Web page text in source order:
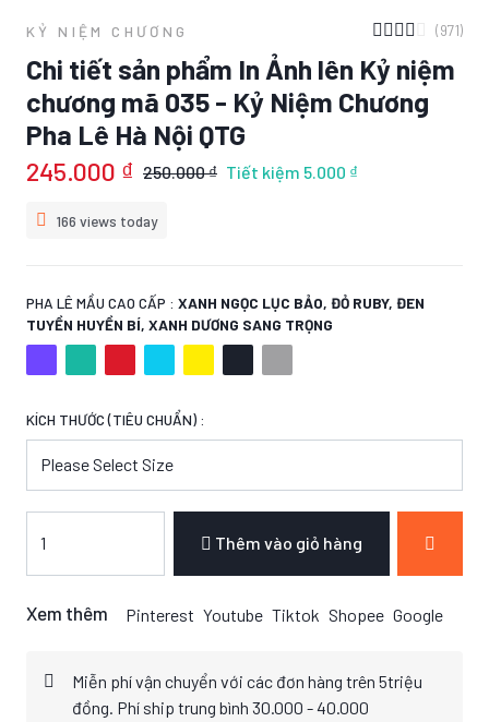
KỶ NIỆM CHƯƠNG (971)
Chi tiết sản phẩm In Ảnh lên Kỷ niệm
chương mã 035 - Kỷ Niệm Chương
Pha Lê Hà Nội QTG
245.000 ₫ 250.000 ₫ Tiết kiệm 5.000 ₫
166 views today
PHA LÊ MẦU CAO CẤP : XANH NGỌC LỤC BẢO, ĐỎ RUBY, ĐEN
TUYỀN HUYỀN BÍ, XANH DƯƠNG SANG TRỌNG
KÍCH THƯỚC (TIÊU CHUẨN) :
Thêm vào giỏ hàng
Xem thêm Pinterest Youtube Tiktok Shopee Google
Miễn phí vận chuyển với các đơn hàng trên 5triệu
đồng. Phí ship trung bình 30.000 - 40.000